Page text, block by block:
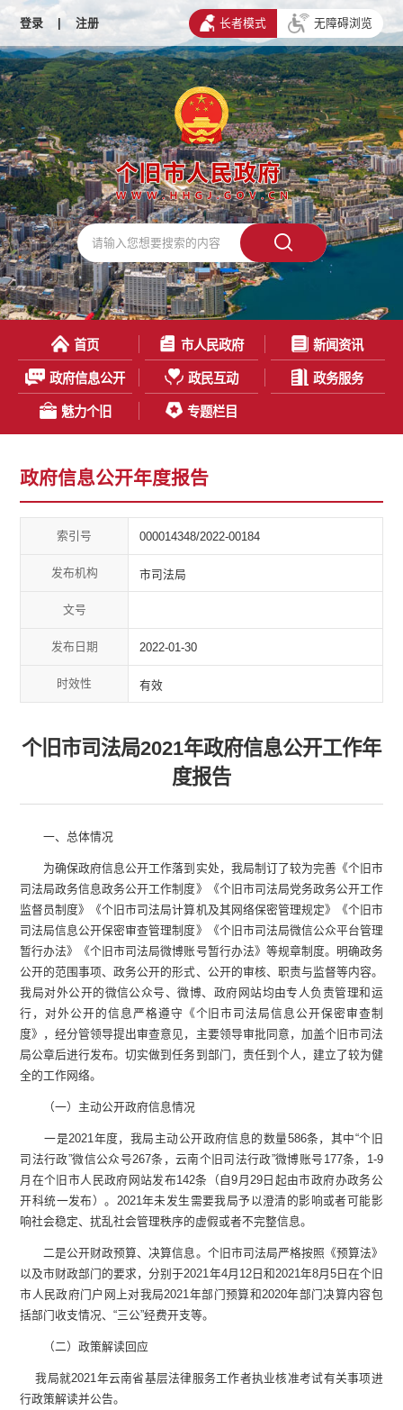
登录 | 注册 长者模式 无障碍浏览
首页 市人民政府 新闻资讯
政府信息公开 政民互动 政务服务
魅力个旧 专题栏目
政府信息公开年度报告
索引号 000014348/2022-00184
发布机构 市司法局
文号
发布日期 2022-01-30
时效性 有效
个旧市司法局2021年政府信息公开工作年
度报告
一、总体情况
为确保政府信息公开工作落到实处，我局制订了较为完善《个旧市
司法局政务信息政务公开工作制度》《个旧市司法局党务政务公开工作
监督员制度》《个旧市司法局计算机及其网络保密管理规定》《个旧市
司法局信息公开保密审查管理制度》《个旧市司法局微信公众平台管理
暂行办法》《个旧市司法局微博账号暂行办法》等规章制度。明确政务
公开的范围事项、政务公开的形式、公开的审核、职责与监督等内容。
我局对外公开的微信公众号、微博、政府网站均由专人负责管理和运
行，对外公开的信息严格遵守《个旧市司法局信息公开保密审查制
度》，经分管领导提出审查意见，主要领导审批同意，加盖个旧市司法
局公章后进行发布。切实做到任务到部门，责任到个人，建立了较为健
全的工作网络。
（一）主动公开政府信息情况
一是2021年度，我局主动公开政府信息的数量586条，其中“个旧
司法行政”微信公众号267条，云南个旧司法行政”微博账号177条，1-9
月在个旧市人民政府网站发布142条（自9月29日起由市政府办政务公
开科统一发布）。2021年未发生需要我局予以澄清的影响或者可能影
响社会稳定、扰乱社会管理秩序的虚假或者不完整信息。
二是公开财政预算、决算信息。个旧市司法局严格按照《预算法》
以及市财政部门的要求，分别于2021年4月12日和2021年8月5日在个旧
市人民政府门户网上对我局2021年部门预算和2020年部门决算内容包
括部门收支情况、“三公”经费开支等。
（二）政策解读回应
我局就2021年云南省基层法律服务工作者执业核准考试有关事项进
行政策解读并公告。